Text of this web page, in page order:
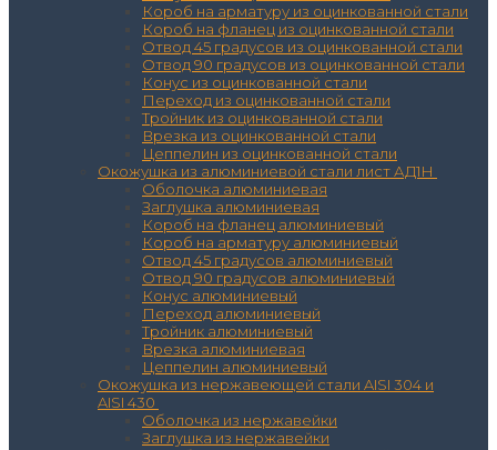
Короб на арматуру из оцинкованной стали
Короб на фланец из оцинкованной стали
Отвод 45 градусов из оцинкованной стали
Отвод 90 градусов из оцинкованной стали
Конус из оцинкованной стали
Переход из оцинкованной стали
Тройник из оцинкованной стали
Врезка из оцинкованной стали
Цеппелин из оцинкованной стали
Окожушка из алюминиевой стали лист АД1Н
Оболочка алюминиевая
Заглушка алюминиевая
Короб на фланец алюминиевый
Короб на арматуру алюминиевый
Отвод 45 градусов алюминиевый
Отвод 90 градусов алюминиевый
Конус алюминиевый
Переход алюминиевый
Тройник алюминиевый
Врезка алюминиевая
Цеппелин алюминиевый
Окожушка из нержавеющей стали AISI 304 и
AISI 430
Оболочка из нержавейки
Заглушка из нержавейки